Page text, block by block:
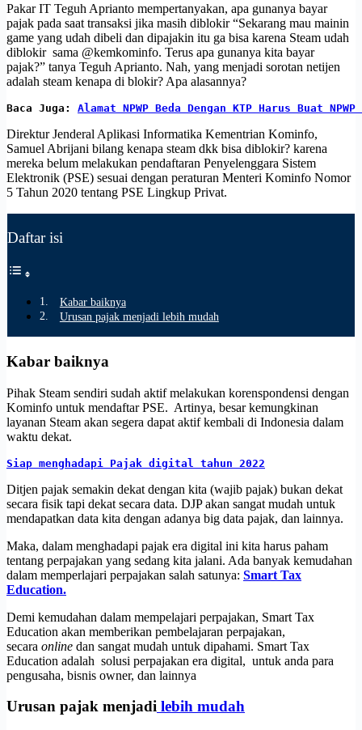
Pakar IT Teguh Aprianto mempertanyakan, apa gunanya bayar
pajak pada saat transaksi jika masih diblokir “Sekarang mau mainin
game yang udah dibeli dan dipajakin itu ga bisa karena Steam udah
diblokir sama @kemkominfo. Terus apa gunanya kita bayar
pajak?” tanya Teguh Aprianto. Nah, yang menjadi sorotan netijen
adalah steam kenapa di blokir? Apa alasannya?
Baca Juga: Alamat NPWP Beda Dengan KTP Harus Buat
Direktur Jenderal Aplikasi Informatika Kementrian Kominfo,
Samuel Abrijani bilang kenapa steam dkk bisa diblokir? karena
mereka belum melakukan pendaftaran Penyelenggara Sistem
Elektronik (PSE) sesuai dengan peraturan Menteri Kominfo Nomor
5 Tahun 2020 tentang PSE Lingkup Privat.
Daftar isi
Kabar baiknya
Urusan pajak menjadi lebih mudah
Kabar baiknya
Pihak Steam sendiri sudah aktif melakukan korenspondensi dengan
Kominfo untuk mendaftar PSE. Artinya, besar kemungkinan
layanan Steam akan segera dapat aktif kembali di Indonesia dalam
waktu dekat.
Siap menghadapi Pajak digital tahun 2022
Ditjen pajak semakin dekat dengan kita (wajib pajak) bukan dekat
secara fisik tapi dekat secara data. DJP akan sangat mudah untuk
mendapatkan data kita dengan adanya big data pajak, dan lainnya.
Maka, dalam menghadapi pajak era digital ini kita harus paham
tentang perpajakan yang sedang kita jalani. Ada banyak kemudahan
dalam memperlajari perpajakan salah satunya: Smart Tax
Education.
Demi kemudahan dalam mempelajari perpajakan, Smart Tax
Education akan memberikan pembelajaran perpajakan,
secara online dan sangat mudah untuk dipahami. Smart Tax
Education adalah solusi perpajakan era digital, untuk anda para
pengusaha, bisnis owner, dan lainnya
Urusan pajak menjadi lebih mudah